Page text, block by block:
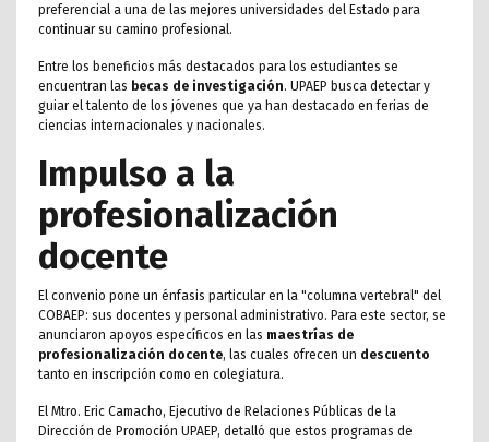
preferencial a una de las mejores universidades del Estado para
continuar su camino profesional.
Entre los beneficios más destacados para los estudiantes se
encuentran las becas de investigación. UPAEP busca detectar y
guiar el talento de los jóvenes que ya han destacado en ferias de
ciencias internacionales y nacionales.
Impulso a la
profesionalización
docente
El convenio pone un énfasis particular en la "columna vertebral" del
COBAEP: sus docentes y personal administrativo. Para este sector, se
anunciaron apoyos específicos en las maestrías de
profesionalización docente, las cuales ofrecen un descuento
tanto en inscripción como en colegiatura.
El Mtro. Eric Camacho, Ejecutivo de Relaciones Públicas de la
Dirección de Promoción UPAEP, detalló que estos programas de